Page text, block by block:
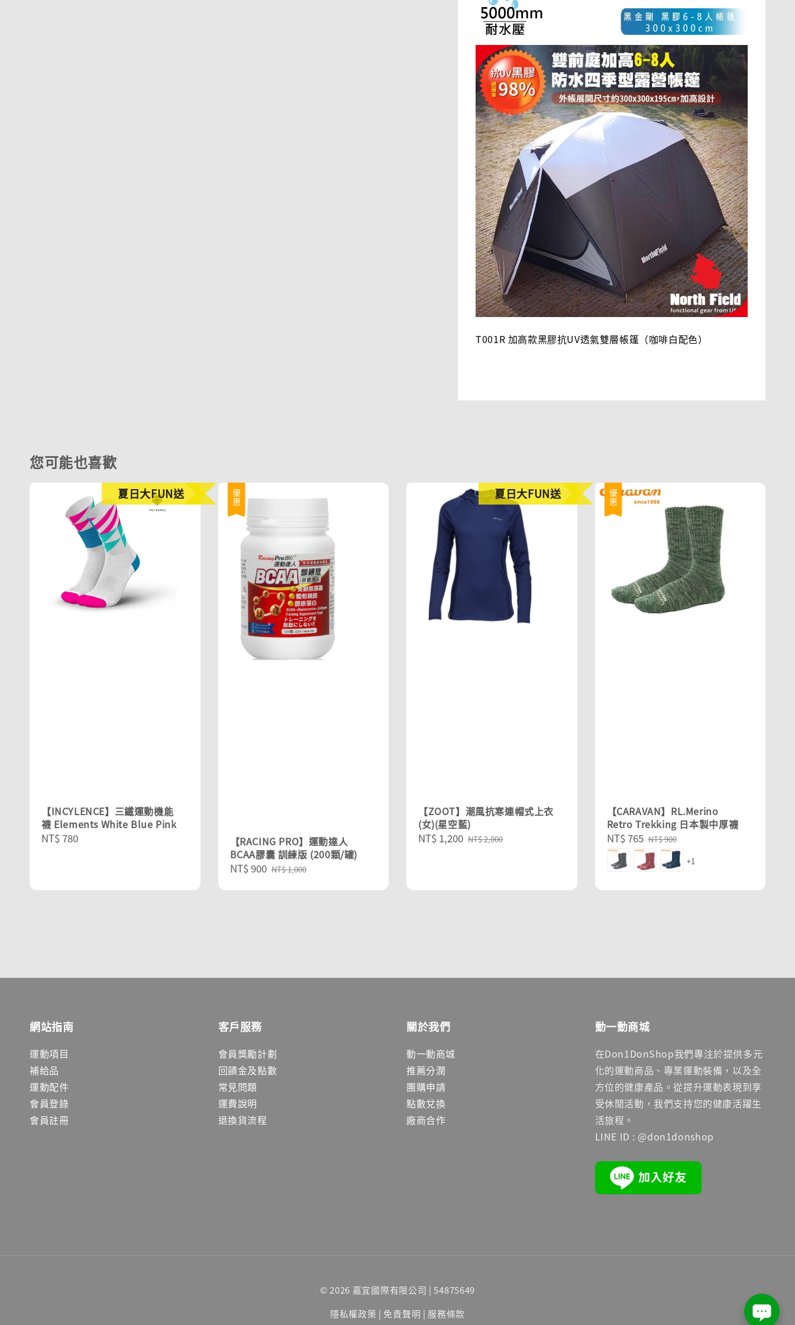
T001R 加高款黑膠抗UV透氣雙層帳篷（咖啡白配色）
您可能也喜歡
夏日大FUN送
【INCYLENCE】三鐵運動機能
襪 Elements White Blue Pink
Regular
NT$ 780
優惠
【RACING PRO】運動達人
BCAA膠囊 訓練版 (200顆/罐)
Sale
NT$ 900 Regular
NT$ 1,000
夏日大FUN送
【ZOOT】潮風抗寒連帽式上衣
(女)(星空藍)
Sale
NT$ 1,200 Regular
NT$ 2,000
優惠
【CARAVAN】RL.Merino
Retro Trekking 日本製中厚襪
Sale
price
NT$ 765 Regular
price
NT$ 900
+1
網站指南
運動項目
補給品
運動配件
會員登錄
會員註冊
客戶服務
會員獎勵計劃
回饋金及點數
常見問題
運費說明
退換貨流程
關於我們
動一動商城
推薦分潤
團購申請
點數兌換
廠商合作
動一動商城
在Don1DonShop我們專注於提供多元
化的運動商品、專業運動裝備，以及全
方位的健康產品。從提升運動表現到享
受休閒活動，我們支持您的健康活躍生
活旅程。
LINE ID : @don1donshop
© 2026 嘉宜國際有限公司 | 54875649
隱私權政策 | 免責聲明 | 服務條款